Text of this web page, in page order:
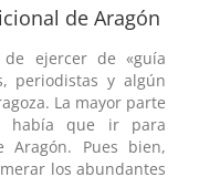
de Aragón
ejercer de «guía
periodistas y algún
La mayor parte
había que ir para
Aragón. Pues bien,
los abundantes